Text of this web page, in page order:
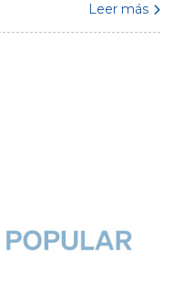
Leer más